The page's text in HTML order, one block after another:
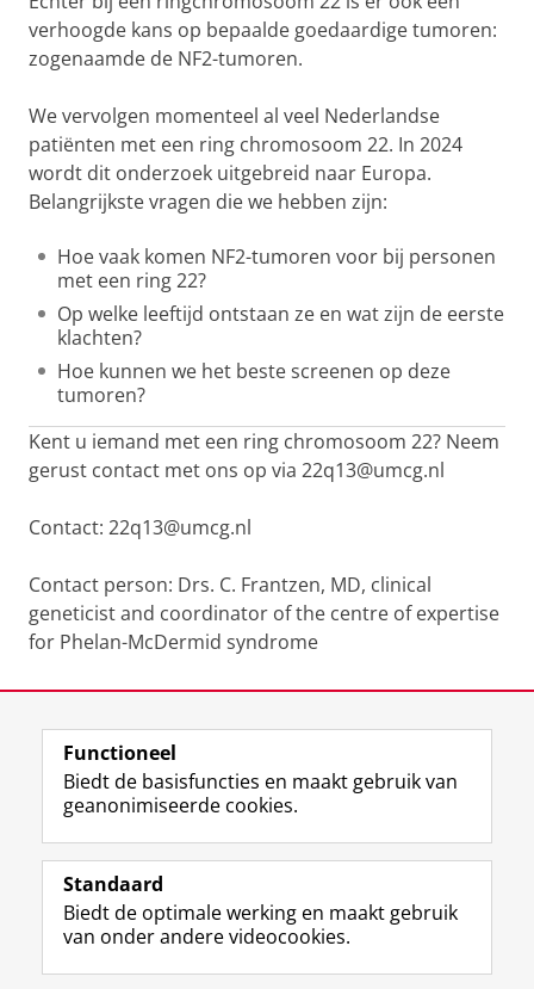
verhoogde kans op bepaalde goedaardige tumoren:
zogenaamde de NF2-tumoren.
We vervolgen momenteel al veel Nederlandse
patiënten met een ring chromosoom 22. In 2024
wordt dit onderzoek uitgebreid naar Europa.
Belangrijkste vragen die we hebben zijn:
Hoe vaak komen NF2-tumoren voor bij personen
met een ring 22?
Op welke leeftijd ontstaan ze en wat zijn de eerste
klachten?
Hoe kunnen we het beste screenen op deze
tumoren?
Kent u iemand met een ring chromosoom 22? Neem
gerust contact met ons op via 22q13@umcg.nl
Contact: 22q13@umcg.nl
Contact person: Drs. C. Frantzen, MD, clinical
geneticist and coordinator of the centre of expertise
for Phelan-McDermid syndrome
View this page in:English
Volg de RUG
F
a
e
b
L
i
k
e
R
S
-
f
I
n
t
Y
o
T
Studiekiezers
Functioneel
Biedt de basisfuncties en maakt gebruik van
geanonimiseerde cookies.
Standaard
Biedt de optimale werking en maakt gebruik
van onder andere videocookies.